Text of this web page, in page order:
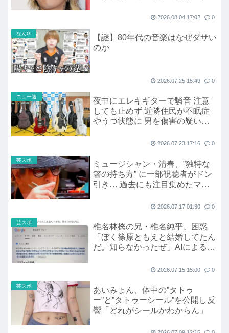
2026.08.04 17:02 0
なんG
【謎】80年代の音楽はなぜダサい
のか
2026.07.25 15:49 0
ニュー速
夜中にエレキギターで騒音 注意
しても止めず 近隣住民が不眠症
やうつ状態に 男を傷害の疑いで
2026.07.23 17:16 0
芸スポ
ミュージシャン・清春、”独特な
箸の持ち方” に一部視聴者がドン
引き… 過去にも注目集めたマナ
2026.07.17 01:30 0
芸スポ
椎名林檎の兄・椎名純平、困惑
「ぼく篠原ともえと結婚してたん
だ。知らなかったぜ」AIによる概
2026.07.15 15:00 0
芸スポ
あいみょん、体中の”タトゥ
ー”と”タトゥーシール”を公開し反
響「どれがシールかわからん」